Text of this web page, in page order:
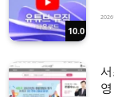
10.0
2026